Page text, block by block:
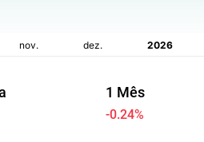
1 Mês
-0.24%